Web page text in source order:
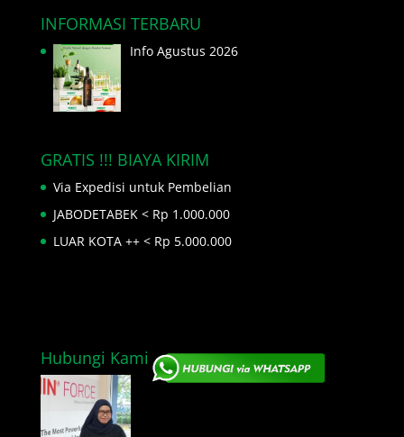
INFORMASI TERBARU
Info Agustus 2026
GRATIS !!! BIAYA KIRIM
Via Expedisi untuk Pembelian
JABODETABEK < Rp 1.000.000
LUAR KOTA ++ < Rp 5.000.000
Hubungi Kami